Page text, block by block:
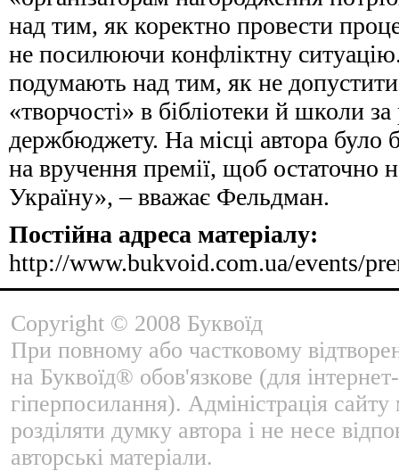
над тим, як коректно провести
не посилюючи конфліктну
подумають над тим, як не допустити
«творчості» в бібліотеки й школи
держбюджету. На місці автора було
на вручення премії, щоб остаточно
Україну», – вважає Фельдман.
Постійна адреса матеріалу:
http://www.bukvoid.com.ua/events/
Copyright © 2008 Буквоїд
При повному або частковому
на Буквоїд® обов'язкове (для
гіперпосилання). Адміністрація
розділяти думку автора і не несе
авторські матеріали.